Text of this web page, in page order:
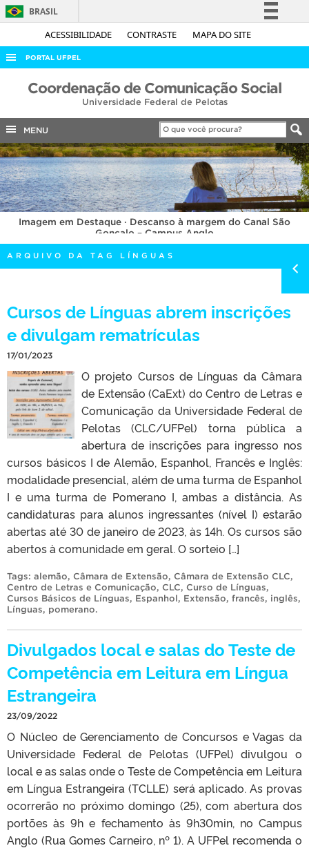
ACESSIBILIDADE CONTRASTE MAPA DO SITE
BRASIL
Simplifique!
Acesso à informação
Legislação
Canais
PORTAL UFPEL
ACESSO À INFORMAÇÃO
COBALTO
CONCURSOS
EDITAIS
INTERNACIONAL
OUVIDORIA
PORTARIAS
TELEFONES
Coordenação de Comunicação Social
Universidade Federal de Pelotas
MENU
Imagem em Destaque · Descanso à margem do Canal São
Gonçalo – Campus Anglo
ARQUIVO DA TAG LÍNGUAS
Cursos de Línguas abrem inscrições
e divulgam rematrículas
17/01/2023
O projeto Cursos de Línguas da Câmara
de Extensão (CaExt) do Centro de Letras e
Comunicação da Universidade Federal de
Pelotas (CLC/UFPel) torna pública a
abertura de inscrições para ingresso nos
cursos básicos I de Alemão, Espanhol, Francês e Inglês:
modalidade presencial, além de uma turma de Espanhol
I e uma turma de Pomerano I, ambas a distância. As
candidaturas para alunos ingressantes (nível I) estarão
abertas até 30 de janeiro de 2023, às 14h. Os cursos são
abertos à comunidade em geral. O sorteio […]
Tags: alemão, Câmara de Extensão, Câmara de Extensão CLC,
Centro de Letras e Comunicação, CLC, Curso de Línguas,
Cursos Básicos de Línguas, Espanhol, Extensão, francês, inglês,
Línguas, pomerano.
Divulgados local e salas do Teste de
Competência em Leitura em Língua
Estrangeira
23/09/2022
O Núcleo de Gerenciamento de Concursos e Vagas da
Universidade Federal de Pelotas (UFPel) divulgou o
local e as salas onde o Teste de Competência em Leitura
em Língua Estrangeira (TCLLE) será aplicado. As provas
ocorrerão no próximo domingo (25), com abertura dos
portões às 9h e fechamento às 9h30min, no Campus
Anglo (Rua Gomes Carneiro, nº 1). A UFPel recomenda o